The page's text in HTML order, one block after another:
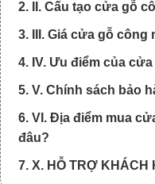
2. II. Cấu tạo cửa gỗ
3. III. Giá cửa gỗ
4. IV. Ưu điểm của
5. V. Chính sách bảo
6. VI. Địa điểm mua
đâu?
7. X. HỖ TRỢ KHÁCH